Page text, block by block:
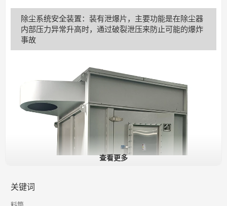
除尘系统安全装置：装有泄爆片，主要功能是在除尘器
内部压力异常升高时，通过破裂泄压来防止可能的爆炸
事故
查看更多
关键词